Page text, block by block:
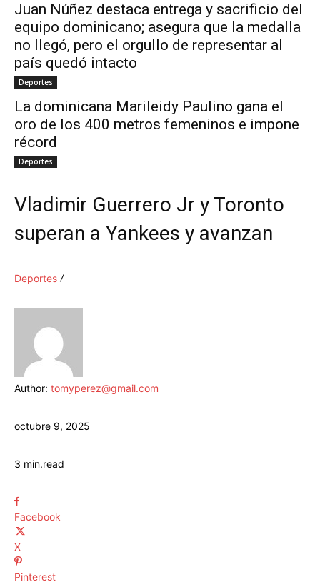
Juan Núñez destaca entrega y sacrificio del
equipo dominicano; asegura que la medalla
no llegó, pero el orgullo de representar al
país quedó intacto
Deportes
La dominicana Marileidy Paulino gana el
oro de los 400 metros femeninos e impone
récord
Deportes
Vladimir Guerrero Jr y Toronto
superan a Yankees y avanzan
Deportes
Author: tomyperez@gmail.com
octubre 9, 2025
3 min.read
Facebook
X
Pinterest